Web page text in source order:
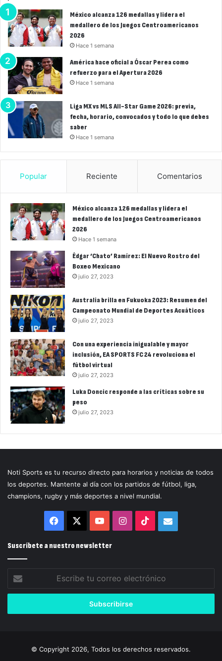
México alcanza 126 medallas y lidera el
medallero de los Juegos Centroamericanos
2026
Hace 1 semana
América hace oficial a Óscar Perea como
refuerzo para el Apertura 2026
Hace 1 semana
Liga MX vs MLS All-Star Game 2026: previa,
fecha, horario, convocados y todo lo que debes
saber
Hace 1 semana
Popular Reciente Comentarios
México alcanza 126 medallas y lidera el
medallero de los Juegos Centroamericanos
2026
Hace 1 semana
Édgar ‘Chato’ Ramírez: El Nuevo Rostro del
Boxeo Mexicano
julio 27, 2023
Australia brilla en Fukuoka 2023: Resumen del
Campeonato Mundial de Deportes Acuáticos
julio 27, 2023
Con una experiencia inigualable y mayor
inclusión, EA SPORTS FC 24 revoluciona el
fútbol virtual
julio 27, 2023
Luka Doncic responde a las críticas sobre su
peso
julio 27, 2023
Noti Sports es tu recurso directo para horarios y noticias de todos
los deportes. Mantente al día con los partidos de fútbol, liga,
champions, rugby y más deportes a nivel mundial.
Facebook YouTubeInstagram
TikTokCorreo
Suscríbete a nuestro newsletter
correo
© Copyright 2026, Todos los derechos reservados.